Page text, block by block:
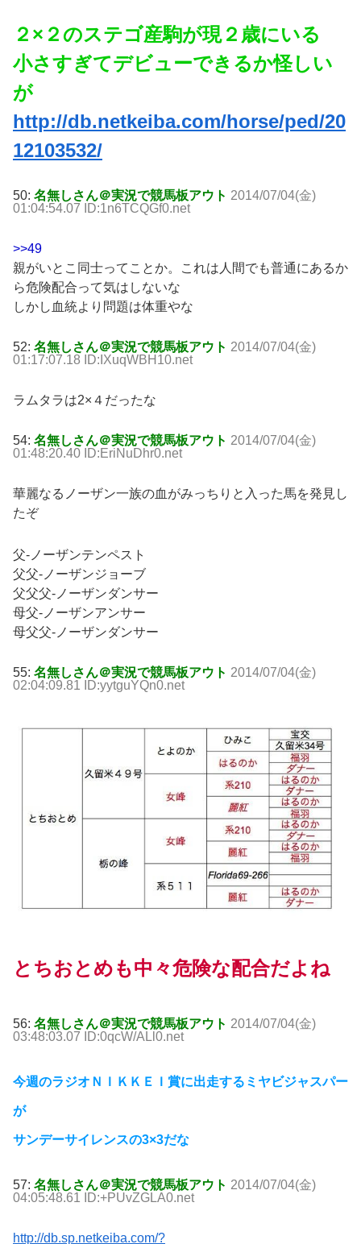
２×２のステゴ産駒が現２歳にいる
小さすぎてデビューできるか怪しい
が
http://db.netkeiba.com/horse/ped/20
12103532/
50: 名無しさん＠実況で競馬板アウト 2014/07/04(金)
01:04:54.07 ID:1n6TCQGf0.net
>>49
親がいとこ同士ってことか。これは人間でも普通にあるか
ら危険配合って気はしないな
しかし血統より問題は体重やな
52: 名無しさん＠実況で競馬板アウト 2014/07/04(金)
01:17:07.18 ID:IXuqWBH10.net
ラムタラは2×４だったな
54: 名無しさん＠実況で競馬板アウト 2014/07/04(金)
01:48:20.40 ID:EriNuDhr0.net
華麗なるノーザン一族の血がみっちりと入った馬を発見し
たぞ
父-ノーザンテンペスト
父父-ノーザンジョーブ
父父父-ノーザンダンサー
母父-ノーザンアンサー
母父父-ノーザンダンサー
55: 名無しさん＠実況で競馬板アウト 2014/07/04(金)
02:04:09.81 ID:yytguYQn0.net
とちおとめも中々危険な配合だよね
56: 名無しさん＠実況で競馬板アウト 2014/07/04(金)
03:48:03.07 ID:0qcW/ALl0.net
今週のラジオＮＩＫＫＥＩ賞に出走するミヤビジャスパー
が
サンデーサイレンスの3×3だな
57: 名無しさん＠実況で競馬板アウト 2014/07/04(金)
04:05:48.61 ID:+PUvZGLA0.net
http://db.sp.netkeiba.com/?